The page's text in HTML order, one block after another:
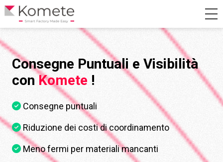
Consegne Puntuali e Visibilità
con Komete !
Consegne puntuali
Riduzione dei costi di coordinamento
Meno fermi per materiali mancanti